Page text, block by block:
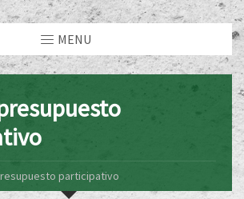
MENU
participativo